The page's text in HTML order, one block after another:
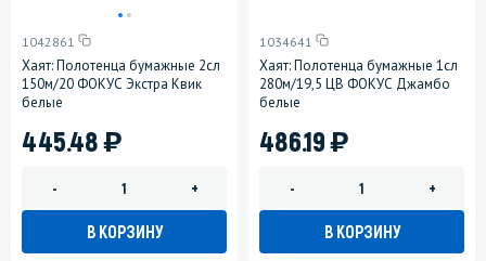
1042861
Хаят: Полотенца бумажные 2сл
150м/20 ФОКУС Экстра Квик
белые
445.48)
- +
В КОРЗИНУ
1034641
Хаят: Полотенца бумажные 1сл
280м/19,5 ЦВ ФОКУС Джамбо
белые
486.19)
- +
В КОРЗИНУ